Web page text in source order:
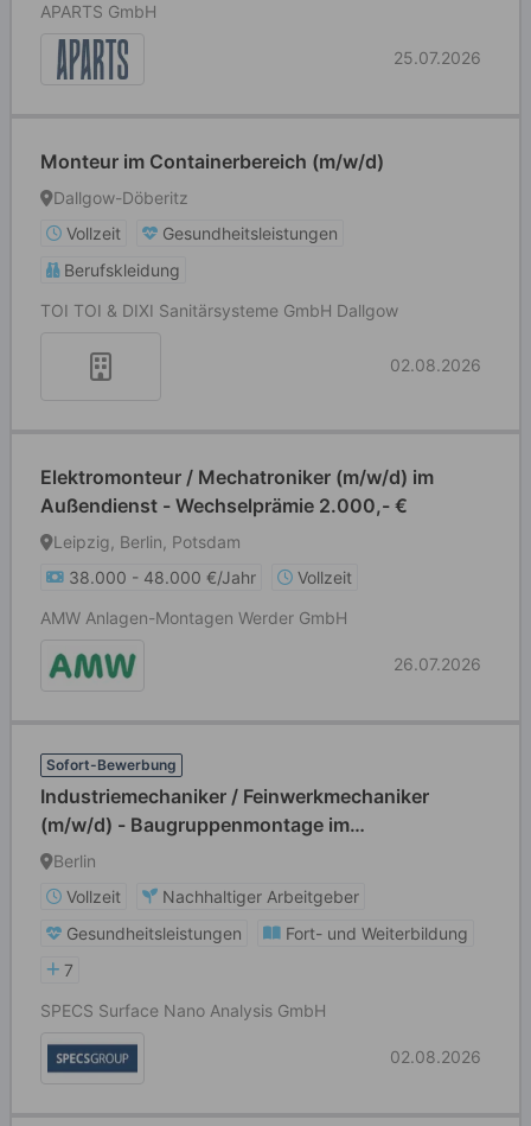
APARTS GmbH
25.07.2026
Monteur im Containerbereich (m/w/d)
Dallgow-Döberitz
Vollzeit
Gesundheitsleistungen
Berufskleidung
TOI TOI & DIXI Sanitärsysteme GmbH Dallgow
02.08.2026
Elektromonteur / Mechatroniker (m/w/d) im
Außendienst - Wechselprämie 2.000,- €
Leipzig, Berlin, Potsdam
38.000 - 48.000 €/Jahr
Vollzeit
AMW Anlagen-Montagen Werder GmbH
26.07.2026
Sofort-Bewerbung
Industriemechaniker / Feinwerkmechaniker
(m/w/d) - Baugruppenmontage im
Sondermaschinenbau
Berlin
Vollzeit
Nachhaltiger Arbeitgeber
Gesundheitsleistungen
Fort- und Weiterbildung
7
SPECS Surface Nano Analysis GmbH
02.08.2026